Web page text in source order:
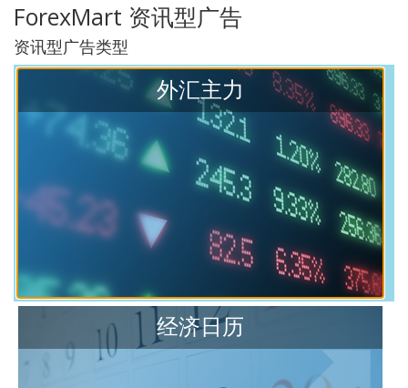
ForexMart 资讯型广告
资讯型广告类型
外汇主力
经济日历